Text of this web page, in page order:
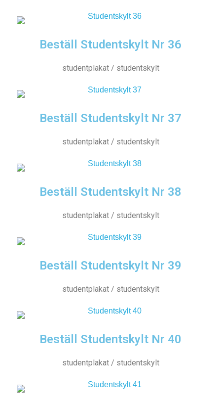
Beställ Studentskylt Nr 36
studentplakat / studentskylt
Beställ Studentskylt Nr 37
studentplakat / studentskylt
Beställ Studentskylt Nr 38
studentplakat / studentskylt
Beställ Studentskylt Nr 39
studentplakat / studentskylt
Beställ Studentskylt Nr 40
studentplakat / studentskylt